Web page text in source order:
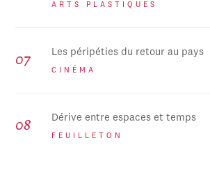
ARTS PLASTIQUES
Les péripéties du retour au pays
CINÉMA
Dérive entre espaces et temps
FEUILLETON